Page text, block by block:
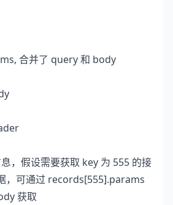
合并了 query 和 body
，假设需要获取 key 为 555 的接
，可通过 records[555].params
获取